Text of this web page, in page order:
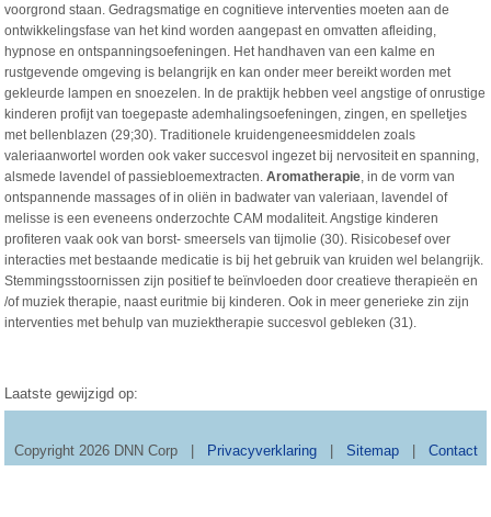
voorgrond staan. Gedragsmatige en cognitieve interventies moeten aan de
ontwikkelingsfase van het kind worden aangepast en omvatten afleiding,
hypnose en ontspanningsoefeningen. Het handhaven van een kalme en
rustgevende omgeving is belangrijk en kan onder meer bereikt worden met
gekleurde lampen en snoezelen. In de praktijk hebben veel angstige of onrustige
kinderen profijt van toegepaste ademhalingsoefeningen, zingen, en spelletjes
met bellenblazen (29;30). Traditionele kruidengeneesmiddelen zoals
valeriaanwortel worden ook vaker succesvol ingezet bij nervositeit en spanning,
alsmede lavendel of passiebloemextracten.Aromatherapie, in de vorm van
ontspannende massages of in oliën in badwater van valeriaan, lavendel of
melisse is een eveneens onderzochte CAM modaliteit. Angstige kinderen
profiteren vaak ook van borst- smeersels van tijmolie (30). Risicobesef over
interacties met bestaande medicatie is bij het gebruik van kruiden wel belangrijk.
Stemmingsstoornissen zijn positief te beïnvloeden door creatieve therapieën en
/of muziek therapie, naast euritmie bij kinderen. Ook in meer generieke zin zijn
interventies met behulp van muziektherapie succesvol gebleken (31).
Laatste gewijzigd op:
Copyright 2026 DNN Corp| Privacyverklaring| Sitemap| Contact